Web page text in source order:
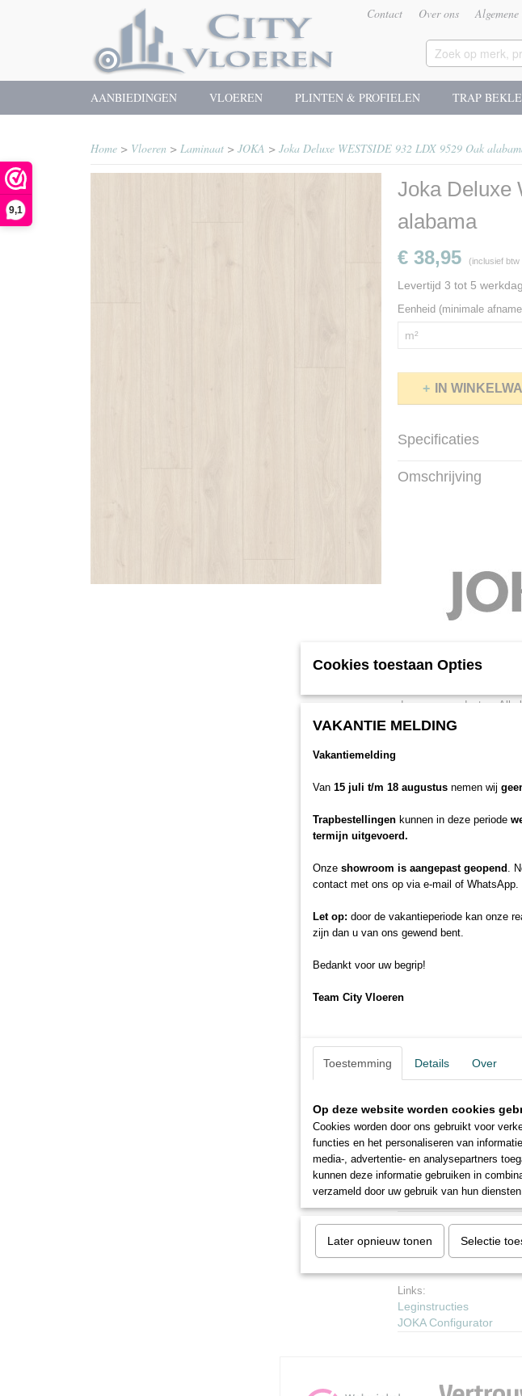
9,1
Contact Over ons
AANBIEDINGEN VLOEREN PLINTEN & PROFIELEN TRAP
Home > Vloeren > Laminaat > JOKA > Joka Deluxe WESTSIDE 932 LDX 9529 Oak
Joka Deluxe
alabama
€ 38,95 (inclusief btw
Levertijd 3 tot 5
Eenheid (minimale
IN
Specificaties
Productcode
Afmetingen (l,b,h)
Omschrijving
Luxe laminaatvloeren
duurzame producten.
gezonde, gecontroleerde
moderne
Hout is een
gelden dan ook slechts
ook de natuurlijke
V4 rondom afgeschuind /
Productopbouw
Kliksysteem
Classic-Deluxe
Gebruiksklasse
Antislip
Legmethode
Garantie
Links:
Leginstructies
JOKA Configurator
Cookies toestaan Opties
VAKANTIE MELDING
Vakantiemelding
Van 15 juli t/m 18 augustus nemen wij
Trapbestellingen kunnen in deze periode
termijn uitgevoerd.
Onze showroom is aangepast geopend .
contact met ons op via e-mail of WhatsApp.
Let op: door de vakantieperiode kan onze
zijn dan u van ons gewend bent.
Bedankt voor uw begrip!
Team City Vloeren
Toestemming Details Over
Op deze website worden cookies
Cookies worden door ons gebruikt voor
functies en het personaliseren van
media-, advertentie- en analysepartners
kunnen deze informatie gebruiken in
verzameld door uw gebruik van hun
Later opnieuw tonen Selectie